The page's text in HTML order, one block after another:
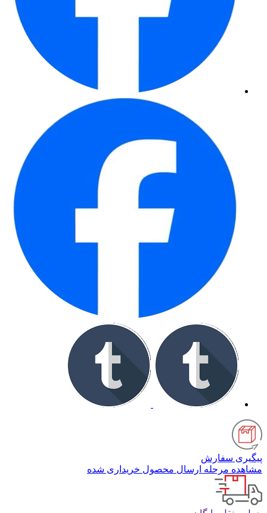
پیگیری سفارش
مشاهده مرحله ارسال محصول خریداری شده